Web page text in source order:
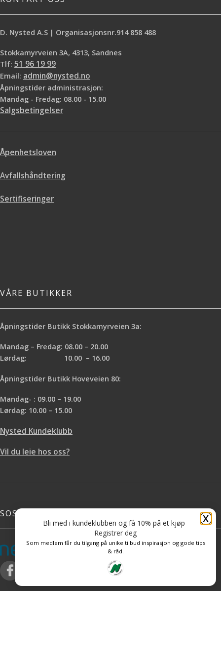
D. Nysted A.S | Organisasjonsnr.914 858 488
Stokkamyrveien 3A, 4313, Sandnes
Tlf: 51 96 19 99
Email: admin@nysted.no
Åpningstider administrasjon:
Mandag - Fredag: 08.00 - 15.00
Salgsbetingelser
Åpenhetsloven
Avfallshåndtering
Sertifiseringer
VÅRE BUTIKKER
Åpningstider Butikk Stokkamyrveien 3a:
Mandag – Fredag: 08.00 – 20.00
Lørdag: 10.00 – 16.00
Åpningstider Butikk Hoveveien 80:
Mandag- : 09.00 – 19.00
Lørdag: 10.00 – 15.00
Nysted Kundeklubb
Vil du leie hos oss?
SOSIALE MEDIER X
Bli med i kundeklubben og få 10% på et kjøp
Registrer deg
Som medlem får du tilgang på unike tilbud inspirasjon og gode tips
& råd.